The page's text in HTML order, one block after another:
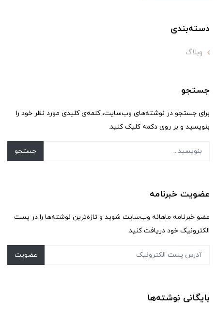
دسته‌بندی
وبلاگ
جستجو
برای جستجو در نوشته‌های وب‌سایت، کلمه‌ی کلیدی مورد نظر خود را
بنویسید و بر روی دکمه کلیک کنید.
جستجو
عضویت خبرنامه
عضو خبرنامه ماهانه وب‌سایت شوید و تازه‌ترین نوشته‌ها را در پست
الکترونیک خود دریافت کنید.
عضویت
بایگانی نوشته‌ها